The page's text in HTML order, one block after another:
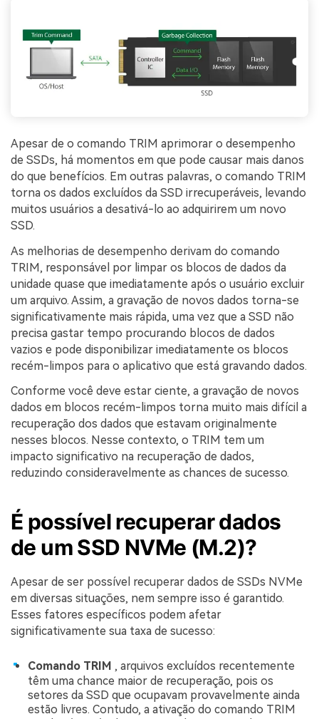
Apesar de o comando TRIM aprimorar o desempenho
de SSDs, há momentos em que pode causar mais danos
do que benefícios. Em outras palavras, o comando TRIM
torna os dados excluídos da SSD irrecuperáveis, levando
muitos usuários a desativá-lo ao adquirirem um novo
SSD.
As melhorias de desempenho derivam do comando
TRIM, responsável por limpar os blocos de dados da
unidade quase que imediatamente após o usuário excluir
um arquivo. Assim, a gravação de novos dados torna-se
significativamente mais rápida, uma vez que a SSD não
precisa gastar tempo procurando blocos de dados
vazios e pode disponibilizar imediatamente os blocos
recém-limpos para o aplicativo que está gravando dados.
Conforme você deve estar ciente, a gravação de novos
dados em blocos recém-limpos torna muito mais difícil a
recuperação dos dados que estavam originalmente
nesses blocos. Nesse contexto, o TRIM tem um
impacto significativo na recuperação de dados,
reduzindo consideravelmente as chances de sucesso.
É possível recuperar dados
de um SSD NVMe (M.2)?
Apesar de ser possível recuperar dados de SSDs NVMe
em diversas situações, nem sempre isso é garantido.
Esses fatores específicos podem afetar
significativamente sua taxa de sucesso:
Comando TRIM , arquivos excluídos recentemente
têm uma chance maior de recuperação, pois os
setores da SSD que ocupavam provavelmente ainda
estão livres. Contudo, a ativação do comando TRIM